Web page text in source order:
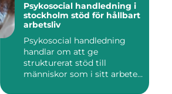
Psykosocial handledning i
stockholm stöd för hållbart
arbetsliv
Psykosocial handledning
handlar om att ge
strukturerat stöd till
människor som i sitt arbete